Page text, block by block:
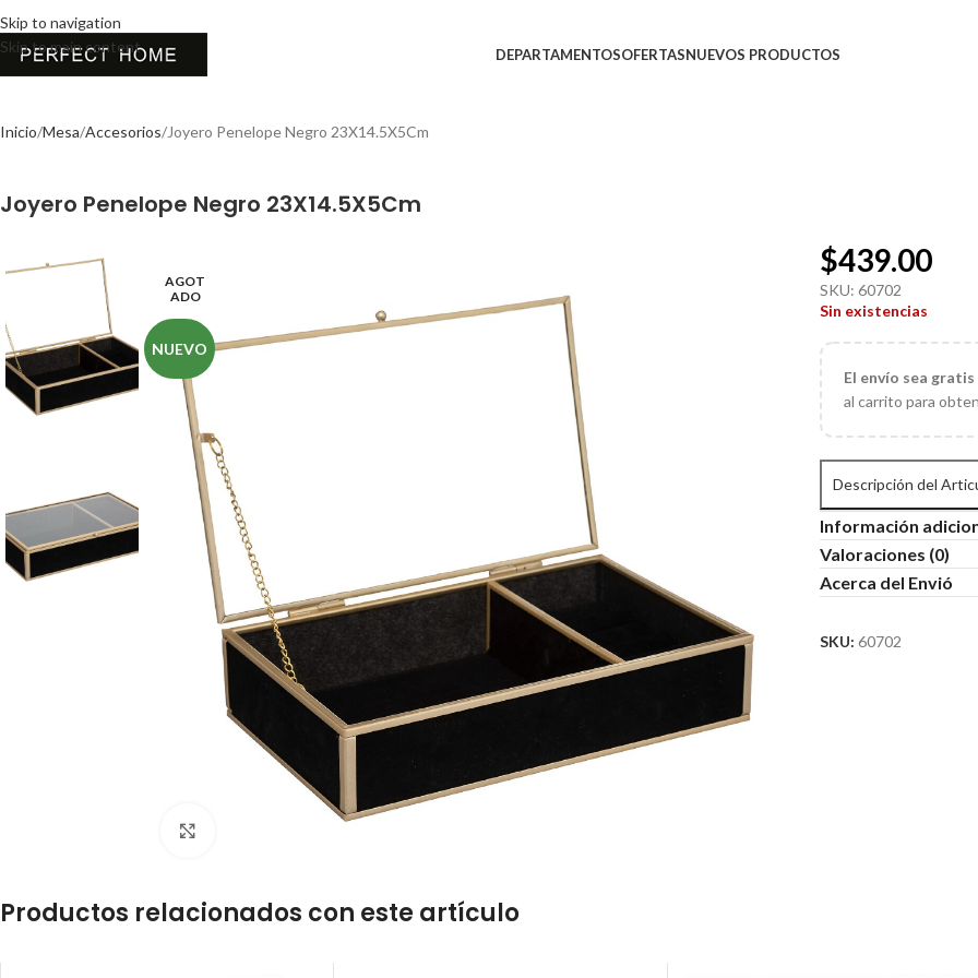
Skip to navigation
Skip to main content
DEPARTAMENTOSOFERTASNUEVOS PRODUCTOS
Inicio Mesa Accesorios Joyero Penelope Negro 23X14.5X5Cm
Joyero Penelope Negro 23X14.5X5Cm
AGOT
ADO
NUEVO
$439.00
SKU:60702
Sin existencias
El envío sea
al carrito para
Descripción del
Información
Valoraciones (0)
Acerca del Envió
SKU:60702
Productos relacionados con este artículo